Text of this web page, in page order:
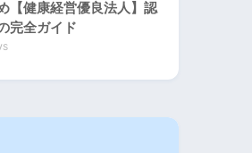
【健康経営優良法人】認
完全ガイド